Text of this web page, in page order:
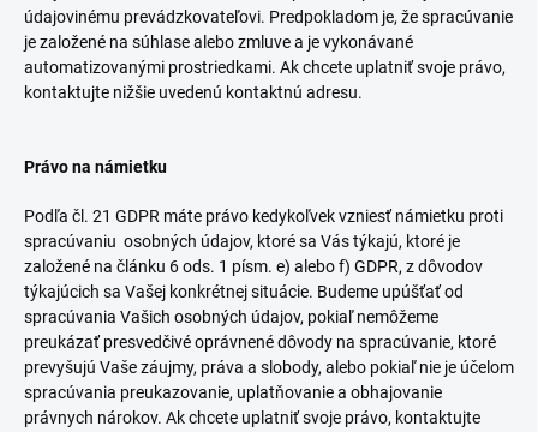
údajovinému prevádzkovateľovi. Predpokladom je, že spracúvanie
je založené na súhlase alebo zmluve a je vykonávané
automatizovanými prostriedkami. Ak chcete uplatniť svoje právo,
kontaktujte nižšie uvedenú kontaktnú adresu.
Právo na námietku
Podľa čl. 21 GDPR máte právo kedykoľvek vzniesť námietku proti
spracúvaniu osobných údajov, ktoré sa Vás týkajú, ktoré je
založené na článku 6 ods. 1 písm. e) alebo f) GDPR, z dôvodov
týkajúcich sa Vašej konkrétnej situácie. Budeme upúšťať od
spracúvania Vašich osobných údajov, pokiaľ nemôžeme
preukázať presvedčivé oprávnené dôvody na spracúvanie, ktoré
prevyšujú Vaše záujmy, práva a slobody, alebo pokiaľ nie je účelom
spracúvania preukazovanie, uplatňovanie a obhajovanie
právnych nárokov. Ak chcete uplatniť svoje právo, kontaktujte